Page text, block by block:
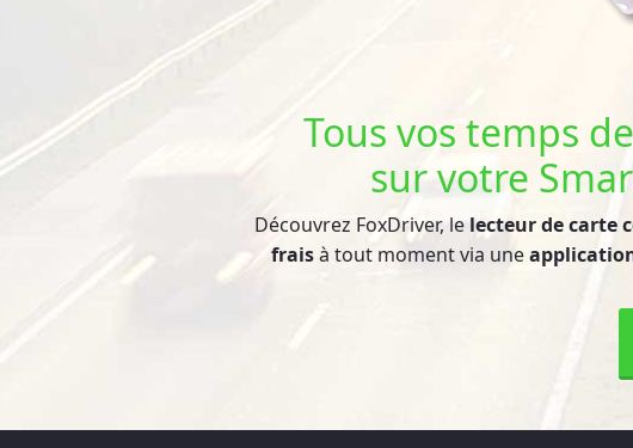
Tous vos temps
sur votre
Découvrez FoxDriver, le lecteur de carte
fraisà tout moment via une